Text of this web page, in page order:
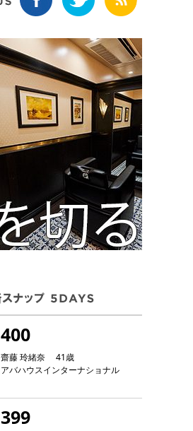
400
齋藤 玲緒奈 41歳
アバハウスインターナショナル
399